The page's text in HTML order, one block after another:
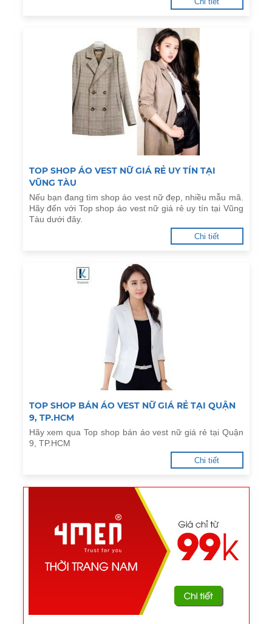
TOP SHOP ÁO VEST NỮ GIÁ RẺ UY TÍN TẠI
VŨNG TÀU
Nếu bạn đang tìm shop áo vest nữ đẹp, nhiều mẫu mã.
Hãy đến với Top shop áo vest nữ giá rẻ uy tín tại Vũng
Tàu dưới đây.
Chi tiết
TOP SHOP BÁN ÁO VEST NỮ GIÁ RẺ TẠI QUẬN
9, TP.HCM
Hãy xem qua Top shop bán áo vest nữ giá rẻ tại Quận
9, TP.HCM
Chi tiết